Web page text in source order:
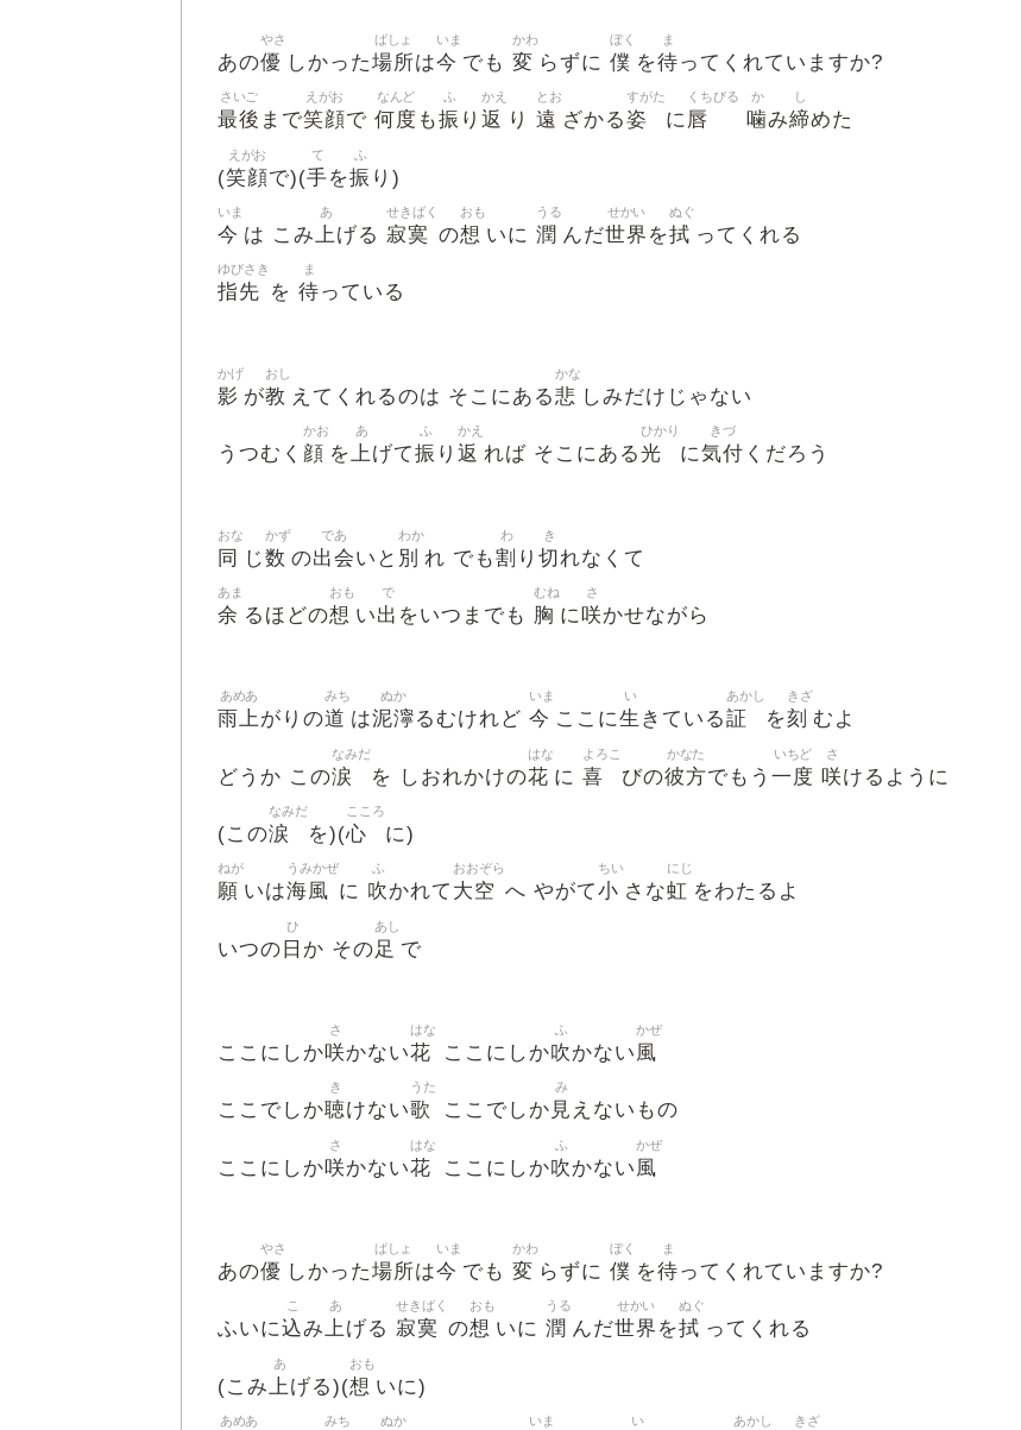
あの優
やさ
しかった場所
ばしょ
は今
いま
でも 変
かわ
らずに 僕
ぼく
を待
ま
ってくれていますか?
最後
さいご
まで笑顔
えがお
で 何度
なんど
も振
ふ
り 返
かえ
り 遠
とお
ざかる姿
すがた
に唇
くちびる
噛
か
み締
し
めた
(笑顔
えがお
で)(手
て
を振
ふ
り)
今
いま
は こみ上
あ
げる 寂寞
せきばく
の想
おも
いに 潤
うる
んだ世界
せかい
を拭
ぬぐ
ってくれる
指先
ゆびさき
を 待
ま
っている
影
かげ
が教
おし
えてくれるのは そこにある悲
かな
しみだけじゃない
うつむく 顔
かお
を上
あ
げて振
ふ
り 返
かえ
れば そこにある光
ひかり
に気付
きづ
くだろう
同
おな
じ数
かず
の出会
であ
いと 別
わか
れ でも割
わ
り 切
き
れなくて
余
あま
るほどの想
おも
い出
で
をいつまでも 胸
むね
に咲
さ
かせながら
雨上
あめあ
がりの道
みち
は泥濘
ぬか
るむけれど 今
いま
ここに生
い
きている証
あかし
を刻
きざ
むよ
どうか この涙
なみだ
を しおれかけの花
はな
に 喜
よろこ
びの彼方
かなた
でもう 一度
いちど
咲
さ
けるように
(この涙
なみだ
を)(心
こころ
に)
願
ねが
いは海風
うみかぜ
に 吹
ふ
かれて 大空
おおぞら
へ やがて小
ちい
さな虹
にじ
をわたるよ
いつの 日
ひ
か その足
あし
で
ここにしか咲
さ
かない花
はな
ここにしか吹
ふ
かない風
かぜ
ここでしか聴
き
けない歌
うた
ここでしか 見
み
えないもの
ここにしか咲
さ
かない花
はな
ここにしか吹
ふ
かない 風
かぜ
あの優
やさ
しかった場所
ばしょ
は今
いま
でも 変
かわ
らずに 僕
ぼく
を待
ま
ってくれていますか?
ふいに込
こ
み上
あ
げる 寂寞
せきばく
の想
おも
いに 潤
うる
んだ世界
せかい
を拭
ぬぐ
ってくれる
(こみ 上
あ
げる)(想
おも
いに)
あめあ みち ぬか いま い あかし きざ